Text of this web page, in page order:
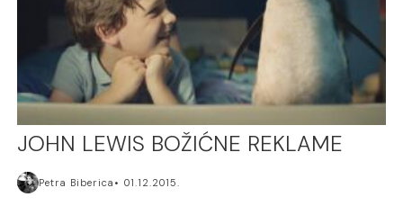
JOHN LEWIS BOŽIĆNE REKLAME
Petra Biberica 01.12.2015.